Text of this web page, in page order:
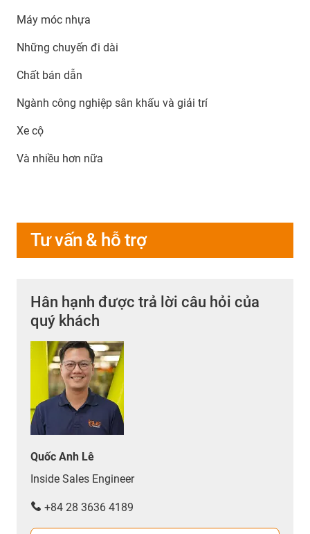
Máy móc nhựa
Những chuyến đi dài
Chất bán dẫn
Ngành công nghiệp sân khấu và giải trí
Xe cộ
Và nhiều hơn nữa
Tư vấn & hỗ trợ
Hân hạnh được trả lời câu hỏi của
quý khách
Quốc Anh Lê
Inside Sales Engineer
+84 28 3636 4189